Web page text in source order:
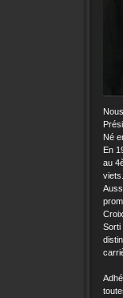
Né
En
au
Sorti